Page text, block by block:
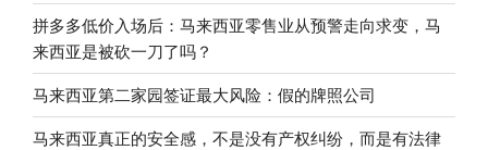
拼多多低价入场后：马来西亚零售业从预警走向求变，马
来西亚是被砍一刀了吗？
马来西亚第二家园签证最大风险：假的牌照公司
马来西亚真正的安全感，不是没有产权纠纷，而是有法律